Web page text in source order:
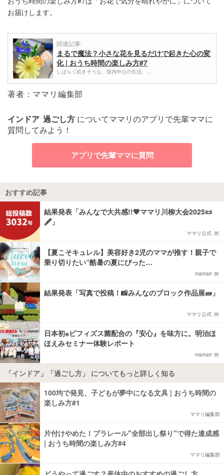
お届けします。
関連記事:
まるで魔法？小さな花を見るだけで起きた心の変
化 | おうち時間の楽しみ方#7
しばらく続きそうな、室内中心の生活。…
著者：ママリ編集部
インドア 過ごし方 についてママリのアプリで先輩ママに
質問してみよう！
アプリで先輩ママに質問
おすすめ記事
結果発表「みんなで大共感!!💖ママリ川柳大会2025📜
🖋️」
ママリ公式
【夏こそキュレル】美容好き2児のママが推す！親子で
乗り切りたい“酷暑の夏にぴった…
mamari
結果発表「写真で投稿！📸みんなのブロック作品展🧱」
ママリ公式
日本初※ビフィズス菌配合の『安心』を味方に。明治ほ
ほえみセミナー体験レポート
mamari
「インドア」「過ごし方」 についてもっと詳しく知る
100均で発見、子どもが夢中になる文具 | おうち時間の
楽しみ方#1
ママリ編集部
片付けやめた！プラレール"全部出し祭り"で得た達成感
| おうち時間の楽しみ方#4
ママリ編集部